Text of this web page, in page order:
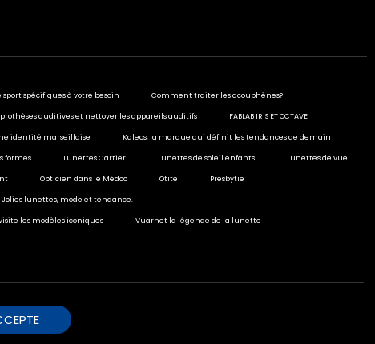
spécifiques à votre besoin Comment traiter les acouphènes?
auditives et nettoyer les appareils auditifs FABLAB IRIS ET OCTAVE
identité marseillaise Kaleos, la marque qui définit les tendances de demain
formes Lunettes Cartier Lunettes de soleil enfants Lunettes de vue
Opticien dans le Médoc Otite Presbytie
Jolies lunettes, mode et tendance.
les modèles iconiques Vuarnet la légende de la lunette